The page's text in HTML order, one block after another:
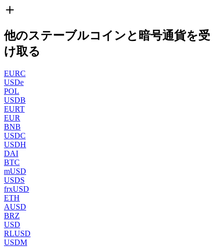
他のステーブルコインと暗号通貨を受
け取る
EURC
USDe
POL
USDB
EURT
EUR
BNB
USDC
USDH
DAI
BTC
mUSD
USDS
frxUSD
ETH
AUSD
BRZ
USD
RLUSD
USDM